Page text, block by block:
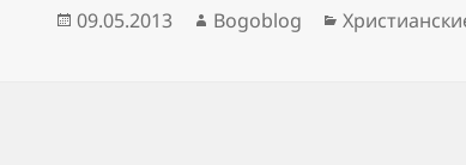
Опубликовано
09.05.2013 Автор
Bogoblog Рубрики